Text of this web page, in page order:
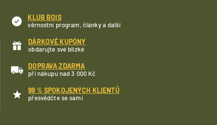
KLUB BOIS
věrnostní program, články a další
DÁRKOVÉ KUPÓNY
obdarujte své blízké
DOPRAVA ZDARMA
při nákupu nad 3 000 Kč
99 % SPOKOJENÝCH KLIENTŮ
přesvědčte se sami